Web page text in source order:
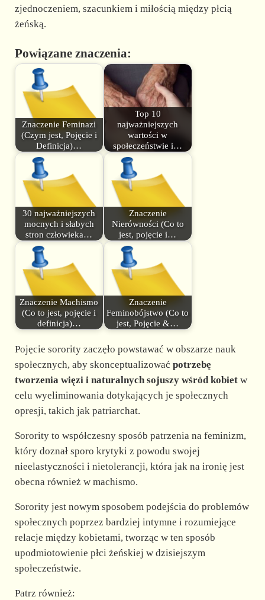
zjednoczeniem, szacunkiem i miłością między płcią
żeńską.
Powiązane znaczenia:
Znaczenie Feminazi
(Czym jest, Pojęcie i
Definicja)…
Top 10
najważniejszych
wartości w
społeczeństwie i…
30 najważniejszych
mocnych i słabych
stron człowieka…
Znaczenie
Nierówności (Co to
jest, pojęcie i…
Znaczenie Machismo
(Co to jest, pojęcie i
definicja)…
Znaczenie
Feminobójstwo (Co to
jest, Pojęcie &…
Pojęcie sorority zaczęło powstawać w obszarze nauk
społecznych, aby skonceptualizować potrzebę
tworzenia więzi i naturalnych sojuszy wśród kobietw
celu wyeliminowania dotykających je społecznych
opresji, takich jak patriarchat.
Sorority to współczesny sposób patrzenia na feminizm,
który doznał sporo krytyki z powodu swojej
nieelastyczności i nietolerancji, która jak na ironię jest
obecna również w machismo.
Sorority jest nowym sposobem podejścia do problemów
społecznych poprzez bardziej intymne i rozumiejące
relacje między kobietami, tworząc w ten sposób
upodmiotowienie płci żeńskiej w dzisiejszym
społeczeństwie.
Patrz również: